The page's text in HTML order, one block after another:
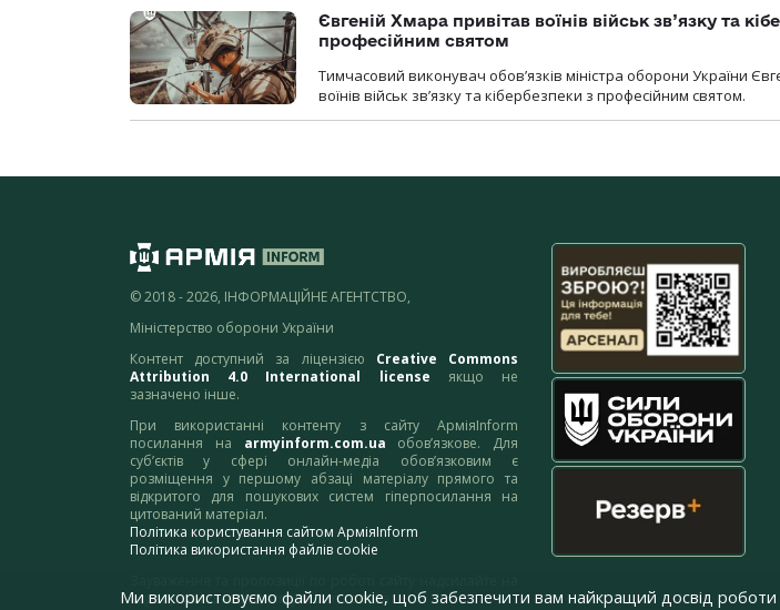
Євгеній Хмара привітав воїнів військ зв’язку та
професійним святом
Тимчасовий виконувач обов’язків міністра оборони України
воїнів військ зв’язку та кібербезпеки з професійним святом.
© 2018 - 2026, ІНФОРМАЦІЙНЕ АГЕНТСТВО,
Міністерство оборони України
Контент доступний за ліцензією Creative Commons
Attribution 4.0 International license якщо не
зазначено інше.
При використанні контенту з сайту АрміяInform
посилання на armyinform.com.ua обов’язкове. Для
суб’єктів у сфері онлайн-медіа обов’язковим є
розміщення у першому абзаці матеріалу прямого та
відкритого для пошукових систем гіперпосилання на
цитований матеріал.
Політика користування сайтом АрміяInform
Політика використання файлів cookie
адресу:webmaster@armyinform.com.ua
Ми використовуємо файли cookie, щоб забезпечити вам найкращий досвід